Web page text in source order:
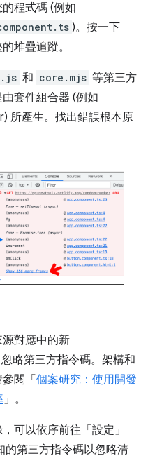
程式碼 (例如
)。按一下
堆疊追蹤。
和 core.mjs 等第三方
套件組合器 (例如
所產生。找出錯誤根本原
對應中的新
略第三方指令碼。架構和
閱「 個案研究：使用開發
」。
可以依序前往「設定」
的第三方指令碼以忽略清